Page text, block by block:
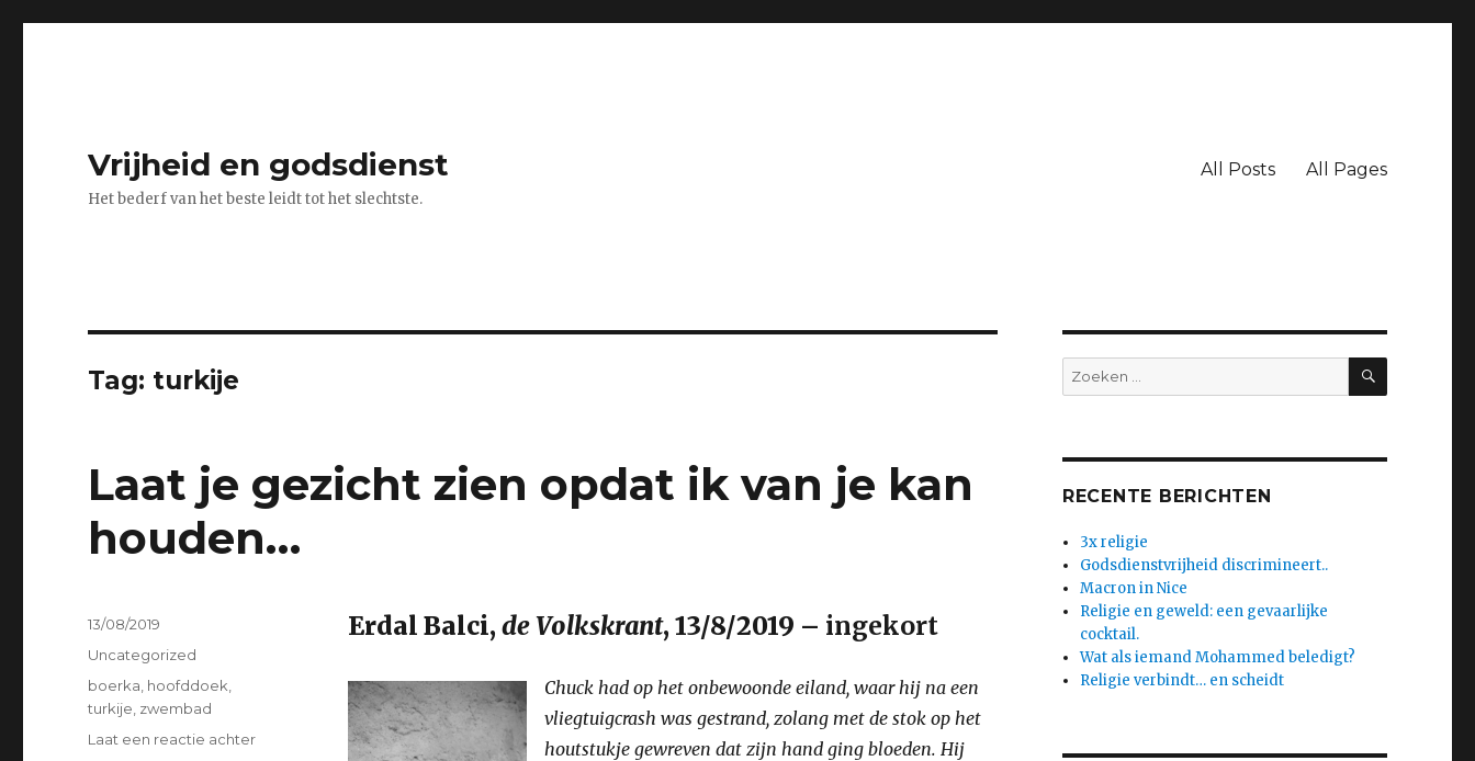
Vrijheid en godsdienst
Het bederf van het beste leidt tot het slechtste.
All Posts All Pages
Tag: turkije
Laat je gezicht zien opdat ik van je kan
houden…
Erdal Balci, de Volkskrant, 13/8/2019 – ingekort
Chuck had op het onbewoonde eiland, waar hij na een
vliegtuigcrash was gestrand, zolang met de stok op het
houtstukje gewreven dat zijn hand ging bloeden. Hij
Geplaatst
13/08/2019
Categorieën
Uncategorized
Tags
boerka hoofddoek
turkije zwembad
Laat een reactie achterop
Zoeken
naar:
ZOEKEN
RECENTE BERICHTEN
3x religie
Godsdienstvrijheid discrimineert..
Macron in Nice
Religie en geweld: een gevaarlijke
cocktail.
Wat als iemand Mohammed beledigt?
Religie verbindt… en scheidt